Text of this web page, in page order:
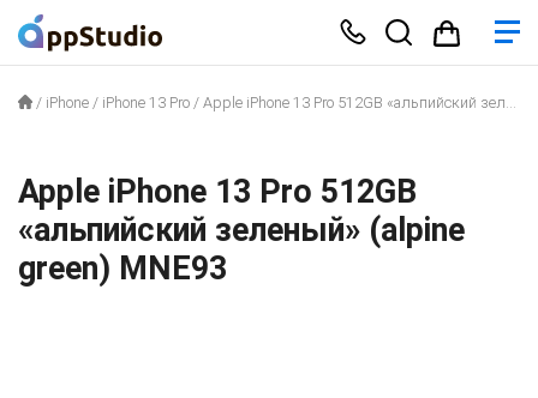
/ iPhone / iPhone 13 Pro / Apple iPhone 13 Pro 512GB «альпийский зеленый» (alpine green) MNE93
Apple iPhone 13 Pro 512GB
«альпийский зеленый» (alpine
green) MNE93